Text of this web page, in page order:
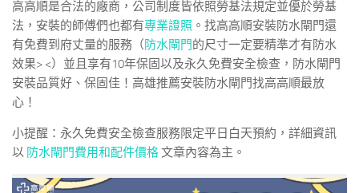
高高順是合法的廠商，公司制度皆依照勞基法規定並優於勞基
法，安裝的師傅們也都有專業證照 。找高高順安裝防水閘門還
有免費到府丈量的服務（ 防水閘門的尺寸一定要精準才有防水
效果> <）並且享有10年保固以及永久免費安全檢查，防水閘門
安裝品質好、保固佳！高雄推薦安裝防水閘門找高高順最放
心！
小提醒：永久免費安全檢查服務限定平日白天預約，詳細資訊
以 防水閘門費用和配件價格文章內容為主。